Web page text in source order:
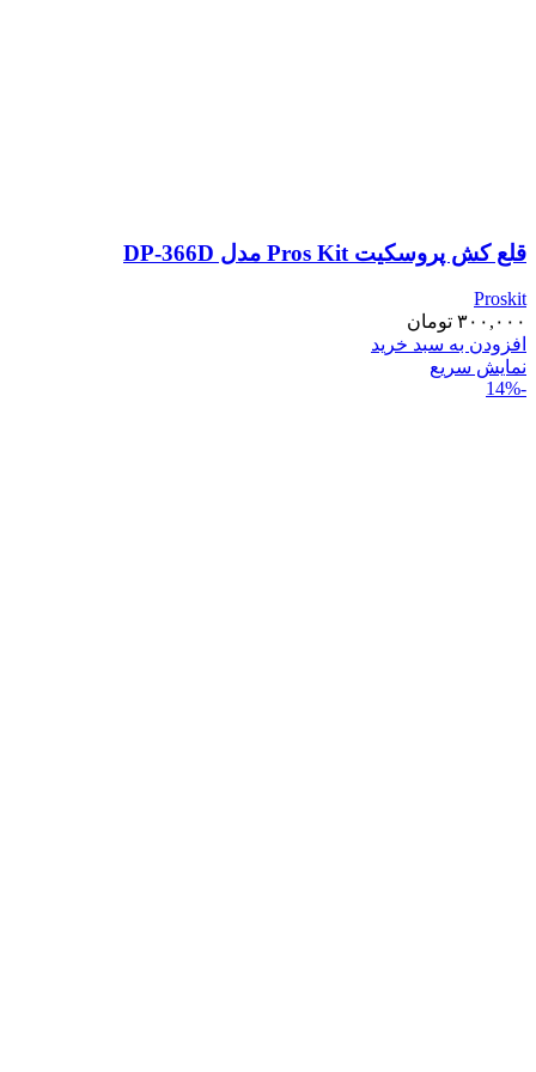
قلع کش پروسکیت Pros Kit مدل DP-366D
Proskit
۳۰۰,۰۰۰ تومان
افزودن به سبد خرید
نمایش سریع
-14%